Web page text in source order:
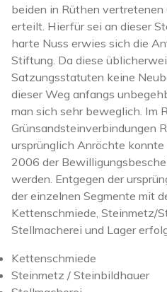
beiden in Rüthen
erteilt. Hierfür sei an dieser
harte Nuss erwies sich die
Stiftung. Da diese
Satzungsstatuten keine
dieser Weg anfangs
man sich sehr beweglich. Im
Grünsandsteinverbindungen
ursprünglich Anröchte
2006 der
werden. Entgegen der
der einzelnen Segmente mit
Kettenschmiede, Steinmetz/
Stellmacherei und Lager
Kettenschmiede
Steinmetz / Steinbildhauer